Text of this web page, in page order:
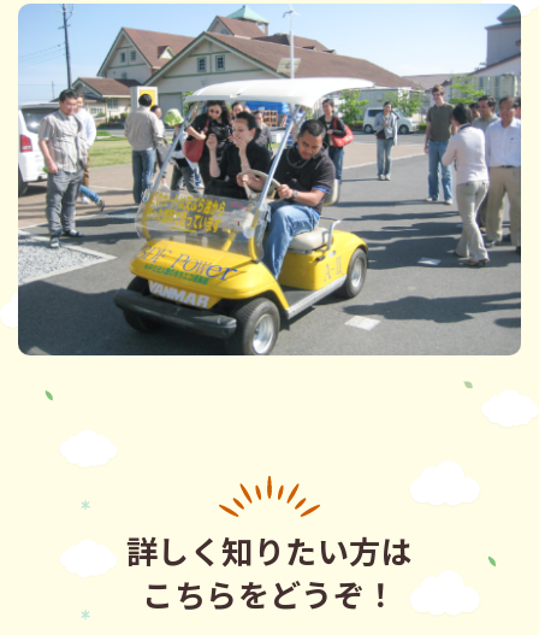
詳しく知りたい方は
こちらをどうぞ！